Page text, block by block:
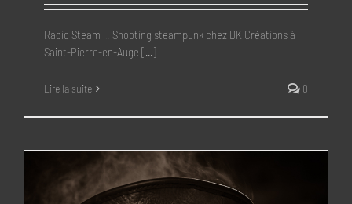
Radio Steam ... Shooting steampunk chez DK Créations à
Saint-Pierre-en-Auge [...]
Lire la suite 0